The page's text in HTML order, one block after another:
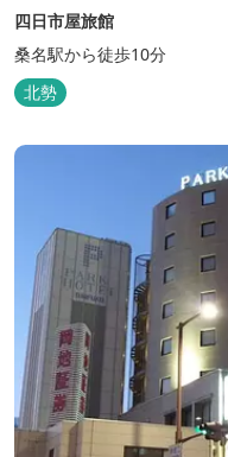
四日市屋旅館
桑名駅から徒歩10分
北勢